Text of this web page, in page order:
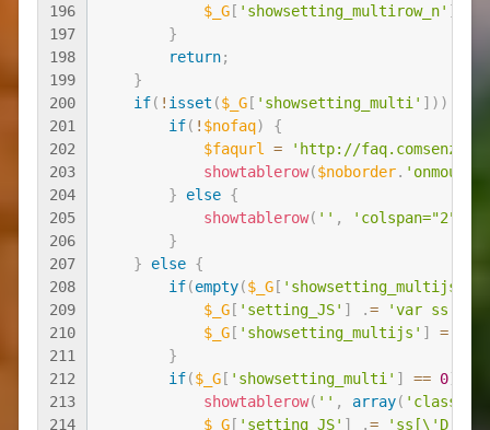
196
197
198
199
200
201
202
203
204
205
206
207
208
209
210
211
212
213
214
$_G[ 'showsetting_multirow_n' ]
}
return;
}
if( ! isset ($_G[ 'showsetting_multi' ] ) )
if( ! $nofaq)
{
$faqurl
=
'http://
showtablerow($noborder.
}
else {
showtablerow( '' ,
'colspan="2"
}
}
else {
if(empty($_G[ 'showsetting_multijs'
$_G[ 'setting_JS' ] .=
'var ss =
$_G[ 'showsetting_multijs' ] =
}
if($_G[ 'showsetting_multi' ] == 0)
showtablerow( '' , array(
$_G[ 'setting_JS' ] .= 'ss[\'D'